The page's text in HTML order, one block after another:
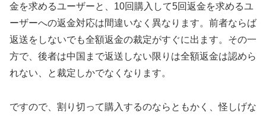
金を求めるユーザーと、10回購入して5回返金を求めるユ
ーザーへの返金対応は間違いなく異なります。前者ならば
返送をしないでも全額返金の裁定がすぐに出ます。その一
方で、後者は中国まで返送しない限りは全額返金は認めら
れない、と裁定しかでなくなります。
ですので、割り切って購入するのならともかく、怪しげな